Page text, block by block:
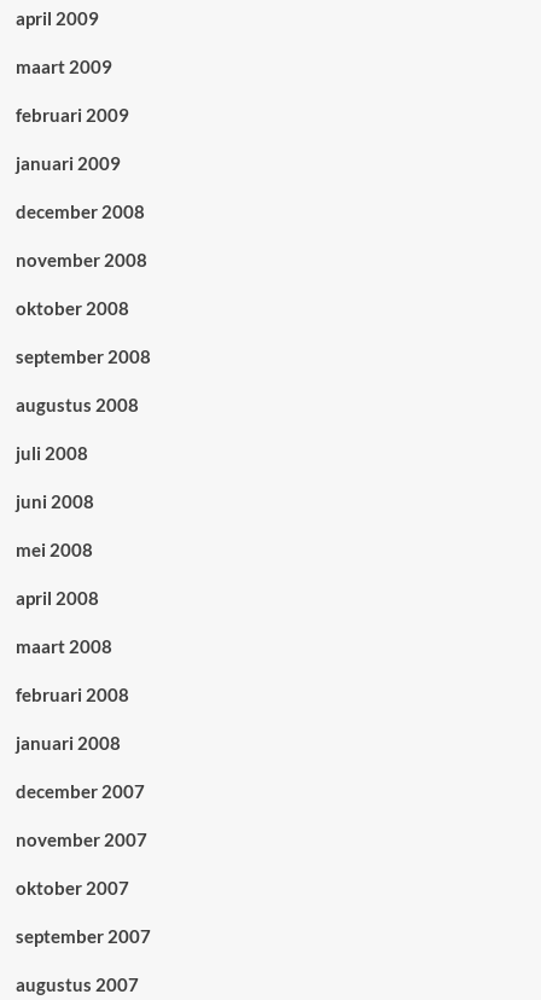
april 2009
maart 2009
februari 2009
januari 2009
december 2008
november 2008
oktober 2008
september 2008
augustus 2008
juli 2008
juni 2008
mei 2008
april 2008
maart 2008
februari 2008
januari 2008
december 2007
november 2007
oktober 2007
september 2007
augustus 2007